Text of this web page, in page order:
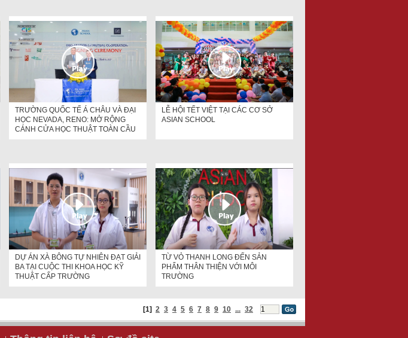
TRƯỜNG QUỐC TẾ Á CHÂU VÀ ĐẠI
HỌC NEVADA, RENO: MỞ RỘNG
CÁNH CỬA HỌC THUẬT TOÀN CẦU
LỄ HỘI TẾT VIỆT TẠI CÁC CƠ SỞ
ASIAN SCHOOL
DỰ ÁN XÀ BÔNG TỰ NHIÊN ĐẠT GIẢI
BA TẠI CUỘC THI KHOA HỌC KỸ
THUẬT CẤP TRƯỜNG
TỪ VỎ THANH LONG ĐẾN SẢN
PHẨM THÂN THIỆN VỚI MÔI
TRƯỜNG
[1] 2 3 4 5 6 7 8 9 10 ... 32